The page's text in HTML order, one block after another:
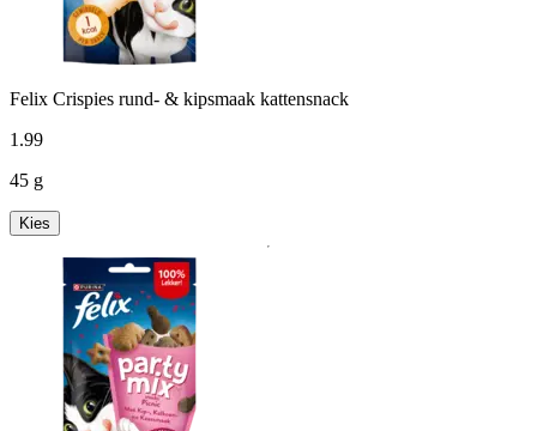
Felix Crispies rund- & kipsmaak kattensnack
1 .99
45 g
Kies